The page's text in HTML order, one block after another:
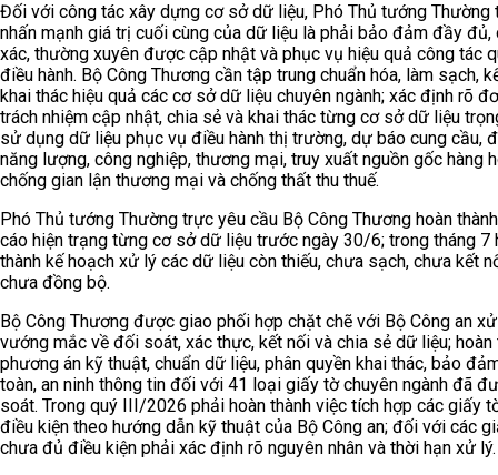
Đối với công tác xây dựng cơ sở dữ liệu, Phó Thủ tướng Thường
nhấn mạnh giá trị cuối cùng của dữ liệu là phải bảo đảm đầy đủ,
xác, thường xuyên được cập nhật và phục vụ hiệu quả công tác
điều hành. Bộ Công Thương cần tập trung chuẩn hóa, làm sạch,
khai thác hiệu quả các cơ sở dữ liệu chuyên ngành; xác định rõ
trách nhiệm cập nhật, chia sẻ và khai thác từng cơ sở dữ liệu
sử dụng dữ liệu phục vụ điều hành thị trường, dự báo cung cầu,
năng lượng, công nghiệp, thương mại, truy xuất nguồn gốc hàng
chống gian lận thương mại và chống thất thu thuế.
Phó Thủ tướng Thường trực yêu cầu Bộ Công Thương hoàn
cáo hiện trạng từng cơ sở dữ liệu trước ngày 30/6; trong tháng 7
thành kế hoạch xử lý các dữ liệu còn thiếu, chưa sạch, chưa kết
chưa đồng bộ.
Bộ Công Thương được giao phối hợp chặt chẽ với Bộ Công an
vướng mắc về đối soát, xác thực, kết nối và chia sẻ dữ liệu; hoàn
phương án kỹ thuật, chuẩn dữ liệu, phân quyền khai thác, bảo
toàn, an ninh thông tin đối với 41 loại giấy tờ chuyên ngành đã
soát. Trong quý III/2026 phải hoàn thành việc tích hợp các giấy
điều kiện theo hướng dẫn kỹ thuật của Bộ Công an; đối với các
chưa đủ điều kiện phải xác định rõ nguyên nhân và thời hạn xử lý.